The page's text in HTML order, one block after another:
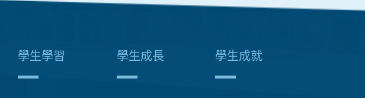
學生學習 學生成長 學生成就